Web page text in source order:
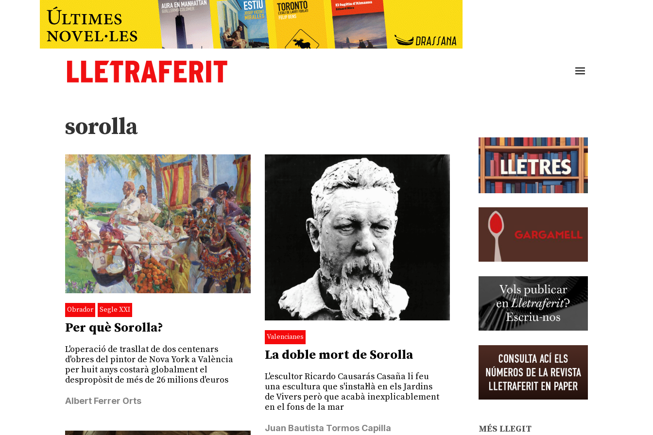
sorolla
Obrador Segle XXI
Per què Sorolla?
L'operació de trasllat de dos centenars
d'obres del pintor de Nova York a València
per huit anys costarà globalment el
despropòsit de més de 26 milions d'euros
Albert Ferrer Orts
Valencianes
La doble mort de Sorolla
L'escultor Ricardo Causarás Casaña li feu
una escultura que s'instal·là en els Jardins
de Vivers però que acabà inexplicablement
en el fons de la mar
Juan Bautista Tormos Capilla MÉS LLEGIT